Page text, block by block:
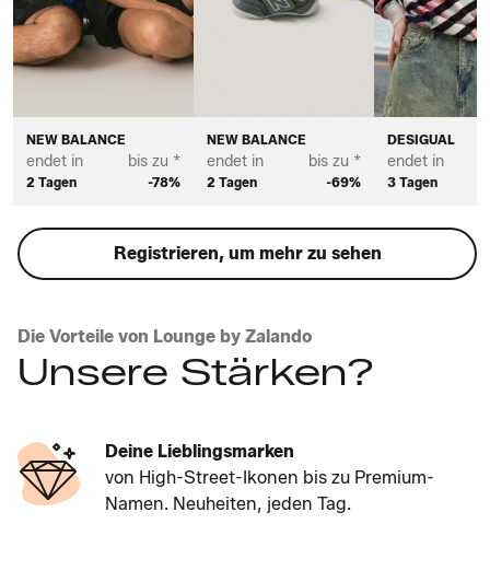
NEW BALANCE
endet in
2 Tagen
bis zu *
-78%
NEW BALANCE
endet in
2 Tagen
bis zu *
-69%
DESIGUAL
endet in
3 Tagen
Registrieren, um mehr zu sehen
Die Vorteile von Lounge by Zalando
Unsere Stärken?
Deine Lieblingsmarken
von High-Street-Ikonen bis zu Premium-
Namen. Neuheiten, jeden Tag.